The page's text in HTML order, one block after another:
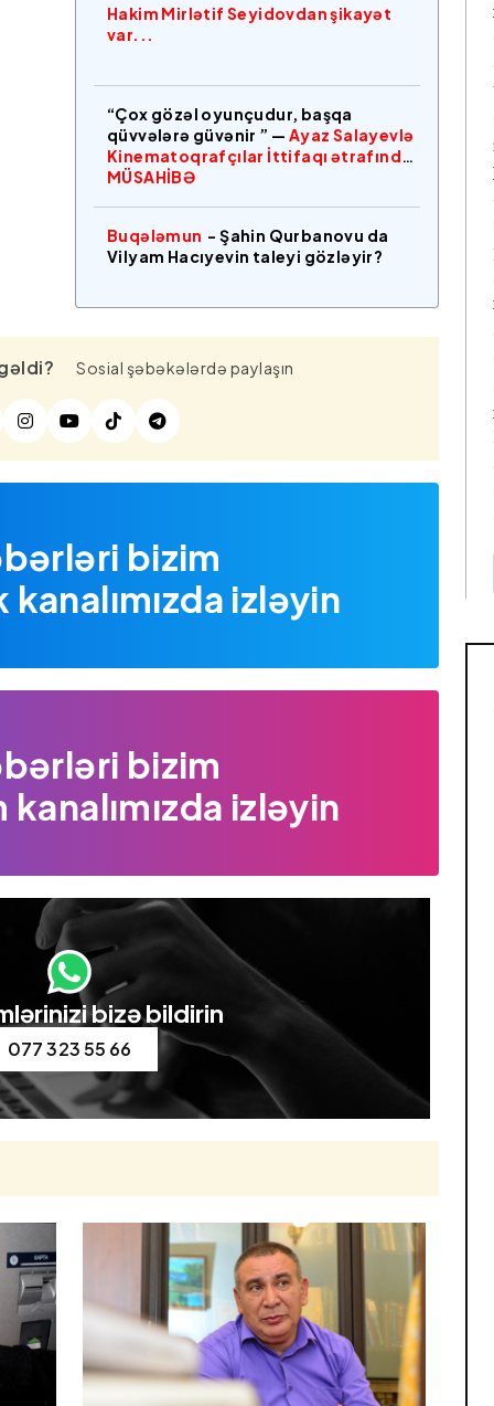
Hakim Mirlətif Seyidovdan şikayət
var...
“Çox gözəl oyunçudur, başqa
qüvvələrə güvənir ” — Ayaz Salayevlə
Kinematoqrafçılar İttifaqı ətrafında
MÜSAHİBƏ
Buqələmun - Şahin Qurbanovu da
Vilyam Hacıyevin taleyi gözləyir?
Sosial şəbəkələrdə paylaşın
bizim
izləyin
bizim
izləyin
bizə bildirin
077 323 55 66